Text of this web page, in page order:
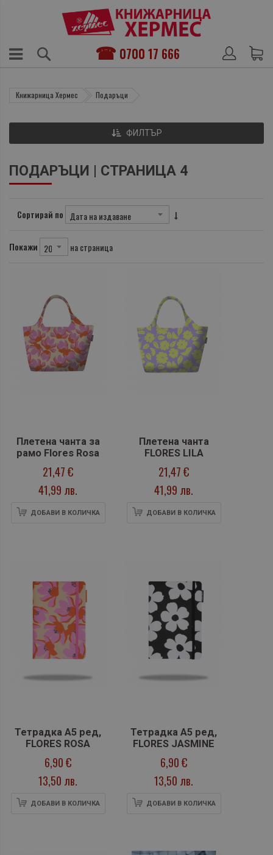
0700 17 666
Книжарница Хермес Подаръци
ПОДАРЪЦИ | СТРАНИЦА 4
Сортирай по
Покажи на страница
Плетена чанта за
рамо Flores Rosa
21,47 €
41,99 лв.
ДОБАВИ В КОЛИЧКА
Плетена чанта
FLORES LILA
21,47 €
41,99 лв.
ДОБАВИ В КОЛИЧКА
Тетрадка А5 ред,
FLORES ROSA
6,90 €
13,50 лв.
ДОБАВИ В КОЛИЧКА
Тетрадка А5 ред,
FLORES JASMINE
6,90 €
13,50 лв.
ДОБАВИ В КОЛИЧКА
ФИЛТЪР